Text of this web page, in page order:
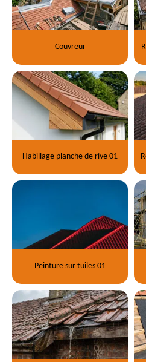
Couvreur
Habillage planche de rive 01
Peinture sur tuiles 01